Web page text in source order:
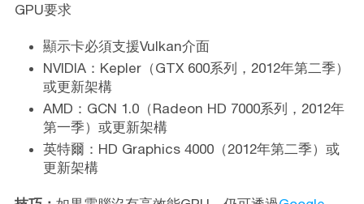
GPU要求
顯示卡必須支援Vulkan介面
NVIDIA：Kepler（GTX 600系列，2012年第二季）
或更新架構
AMD：GCN 1.0（Radeon HD 7000系列，2012年
第一季）或更新架構
英特爾：HD Graphics 4000（2012年第二季）或
更新架構